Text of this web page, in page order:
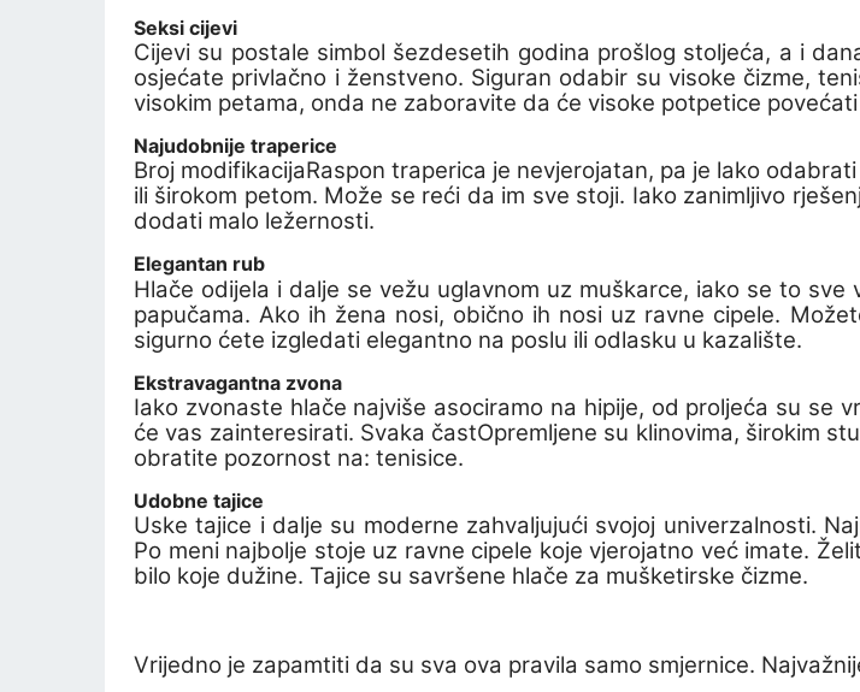
Seksi cijevi
Cijevi su postale simbol šezdesetih godina prošlog stoljeća, a i
osjećate privlačno i ženstveno. Siguran odabir su visoke čizme,
visokim petama, onda ne zaboravite da će visoke potpetice
Najudobnije traperice
Broj modifikacijaRaspon traperica je nevjerojatan, pa je lako
ili širokom petom. Može se reći da im sve stoji. Iako zanimljivo
dodati malo ležernosti.
Elegantan rub
Hlače odijela i dalje se vežu uglavnom uz muškarce, iako se to
papučama. Ako ih žena nosi, obično ih nosi uz ravne cipele.
sigurno ćete izgledati elegantno na poslu ili odlasku u kazalište.
Ekstravagantna zvona
Iako zvonaste hlače najviše asociramo na hipije, od proljeća su se
će vas zainteresirati. Svaka častOpremljene su klinovima, širokim
obratite pozornost na: tenisice.
Udobne tajice
Uske tajice i dalje su moderne zahvaljujući svojoj univerzalnosti.
Po meni najbolje stoje uz ravne cipele koje vjerojatno već imate.
bilo koje dužine. Tajice su savršene hlače za mušketirske čizme.
Vrijedno je zapamtiti da su sva ova pravila samo smjernice.